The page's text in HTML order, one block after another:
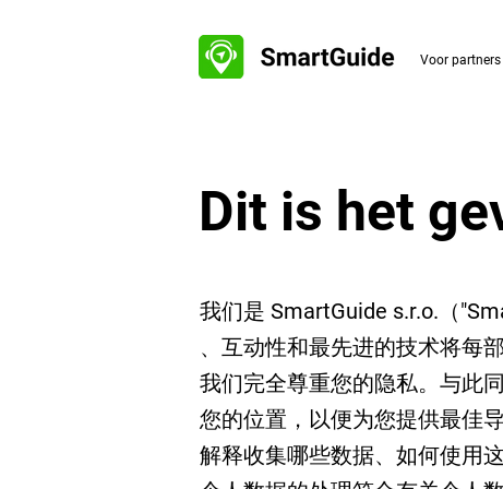
Voor partners
Dit is het
我们是 SmartGuide s.r.o.（
、互动性和最先进的技术将每
我们完全尊重您的隐私。与此
您的位置，以便为您提供最佳
解释收集哪些数据、如何使用